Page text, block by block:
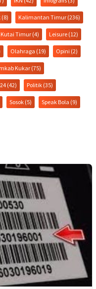
(8) Kalimantan Timur (236)
Kutai Timur (4) Leisure (12)
Olahraga (19) Opini (2)
Kukar(75)
(42) Politik (35)
Sosok (5) Speak Bola (9)